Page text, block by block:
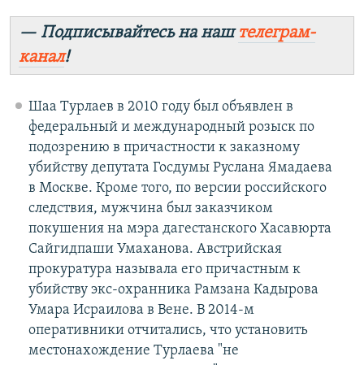
— Подписывайтесь на наштелеграм-
канал!
Шаа Турлаев в 2010 году был объявлен в
федеральный и международный розыск по
подозрению в причастности к заказному
убийству депутата Госдумы Руслана Ямадаева
в Москве. Кроме того, по версии российского
следствия, мужчина был заказчиком
покушения на мэра дагестанского Хасавюрта
Сайгидпаши Умаханова. Австрийская
прокуратура называла его причастным к
убийству экс-охранника Рамзана Кадырова
Умара Исраилова в Вене. В 2014-м
оперативники отчитались, что установить
местонахождение Турлаева "не